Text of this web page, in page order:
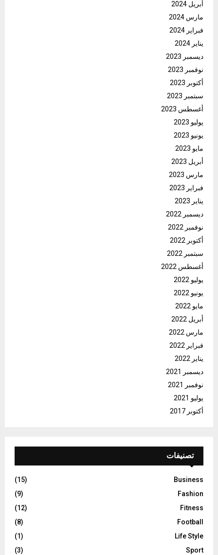
أبريل 2024
مارس 2024
فبراير 2024
يناير 2024
ديسمبر 2023
نوفمبر 2023
أكتوبر 2023
سبتمبر 2023
أغسطس 2023
يوليو 2023
يونيو 2023
مايو 2023
أبريل 2023
مارس 2023
فبراير 2023
يناير 2023
ديسمبر 2022
نوفمبر 2022
أكتوبر 2022
سبتمبر 2022
أغسطس 2022
يوليو 2022
يونيو 2022
مايو 2022
أبريل 2022
مارس 2022
فبراير 2022
يناير 2022
ديسمبر 2021
نوفمبر 2021
يوليو 2021
أكتوبر 2017
تصنيفات
Business
(15)
Fashion
(9)
Fitness
(12)
Football
(8)
Life Style
(1)
Sport
(3)